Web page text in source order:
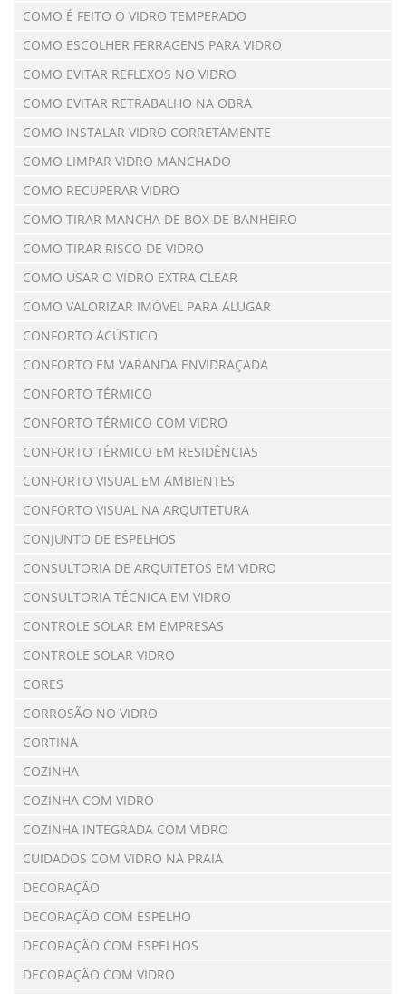
COMO É FEITO O VIDRO TEMPERADO
COMO ESCOLHER FERRAGENS PARA VIDRO
COMO EVITAR REFLEXOS NO VIDRO
COMO EVITAR RETRABALHO NA OBRA
COMO INSTALAR VIDRO CORRETAMENTE
COMO LIMPAR VIDRO MANCHADO
COMO RECUPERAR VIDRO
COMO TIRAR MANCHA DE BOX DE BANHEIRO
COMO TIRAR RISCO DE VIDRO
COMO USAR O VIDRO EXTRA CLEAR
COMO VALORIZAR IMÓVEL PARA ALUGAR
CONFORTO ACÚSTICO
CONFORTO EM VARANDA ENVIDRAÇADA
CONFORTO TÉRMICO
CONFORTO TÉRMICO COM VIDRO
CONFORTO TÉRMICO EM RESIDÊNCIAS
CONFORTO VISUAL EM AMBIENTES
CONFORTO VISUAL NA ARQUITETURA
CONJUNTO DE ESPELHOS
CONSULTORIA DE ARQUITETOS EM VIDRO
CONSULTORIA TÉCNICA EM VIDRO
CONTROLE SOLAR EM EMPRESAS
CONTROLE SOLAR VIDRO
CORES
CORROSÃO NO VIDRO
CORTINA
COZINHA
COZINHA COM VIDRO
COZINHA INTEGRADA COM VIDRO
CUIDADOS COM VIDRO NA PRAIA
DECORAÇÃO
DECORAÇÃO COM ESPELHO
DECORAÇÃO COM ESPELHOS
DECORAÇÃO COM VIDRO